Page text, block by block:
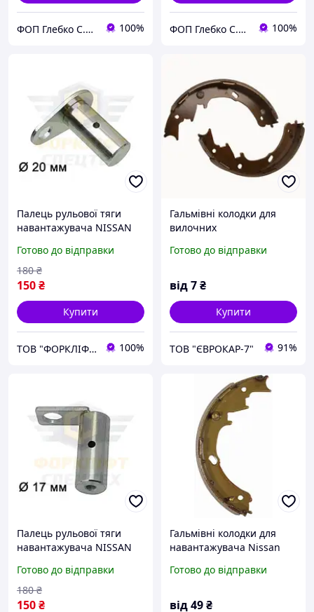
ФОП Глебко С.Ю. 100% ФОП Глебко С.Ю. 100%
Палець рульової тяги
навантажувача NISSAN
FK00А, 48513FK00А
Готово до відправки
150₴
180 ₴
Купити
ТОВ "ФОРКЛІФТ-СПЕЦТЕХ" 100%
Гальмівні колодки для
вилочних
Готово до відправки
від7₴
Купити
ТОВ "ЄВРОКАР-7" 91%
Палець рульової тяги
навантажувача NISSAN
48513-FJ100, 48513-5K00A,
48513FJ100, 485135K00A
Готово до відправки
150₴
180 ₴
Гальмівні колодки для
навантажувача Nissan
Готово до відправки
від49₴